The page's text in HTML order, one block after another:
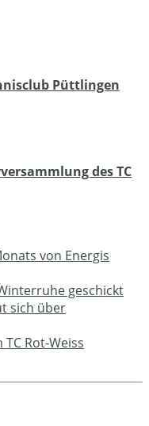
Püttlingen
des TC
von Energis
geschickt
sich über
Rot-Weiss